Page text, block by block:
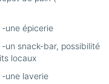
locaux